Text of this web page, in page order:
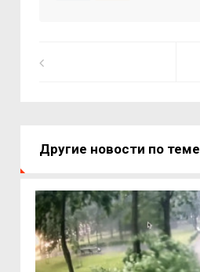
Другие новости по теме